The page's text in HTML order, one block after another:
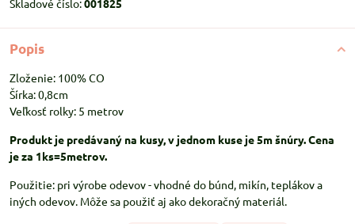
Skladové číslo:001825
Popis
Zloženie: 100% CO
Šírka: 0,8cm
Veľkosť rolky: 5 metrov
Produkt je predávaný na kusy, v jednom kuse je 5m šnúry. Cena
je za 1ks=5metrov.
Použitie: pri výrobe odevov - vhodné do búnd, mikín, teplákov a
iných odevov. Môže sa použiť aj ako dekoračný materiál.